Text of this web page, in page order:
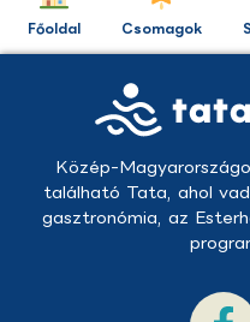
Főoldal Csomagok
Közép-
található Tata, ahol
gasztronómia, az